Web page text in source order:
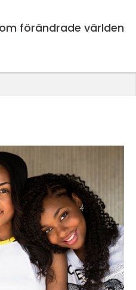
förändrade världen